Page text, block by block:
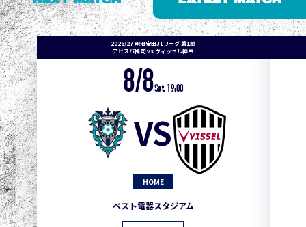
2026/27 明治安田J1リーグ 第1節
アビスパ福岡 vs ヴィッセル神戸
8/8Sat. 19:00
VS
HOME
ベスト電器スタジアム